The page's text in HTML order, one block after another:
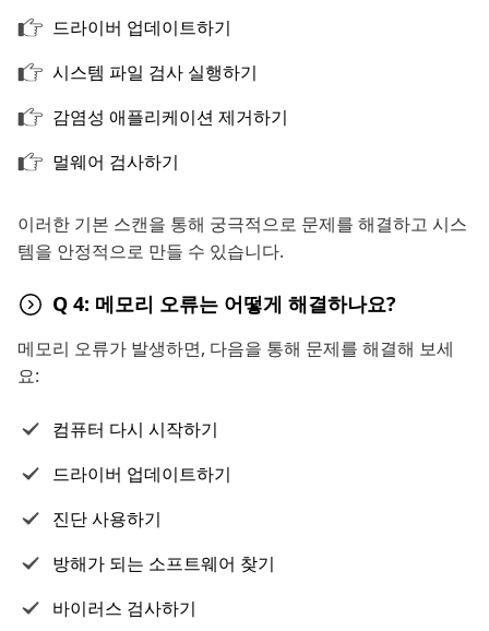
드라이버 업데이트하기
시스템 파일 검사 실행하기
감염성 애플리케이션 제거하기
멀웨어 검사하기
이러한 기본 스캔을 통해 궁극적으로 문제를 해결하고 시스
템을 안정적으로 만들 수 있습니다.
Q 4: 메모리 오류는 어떻게 해결하나요?
메모리 오류가 발생하면, 다음을 통해 문제를 해결해 보세
요:
컴퓨터 다시 시작하기
드라이버 업데이트하기
진단 사용하기
방해가 되는 소프트웨어 찾기
바이러스 검사하기